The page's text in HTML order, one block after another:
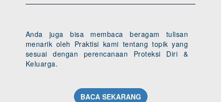
Anda juga bisa membaca beragam tulisan
menarik oleh Praktisi kami tentang topik yang
sesuai dengan perencanaan Proteksi Diri &
Keluarga.
BACA SEKARANG